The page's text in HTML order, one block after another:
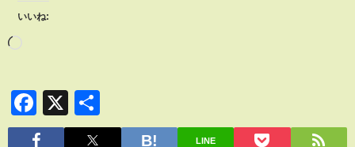
いいね:
Facebook
X
有
LINE